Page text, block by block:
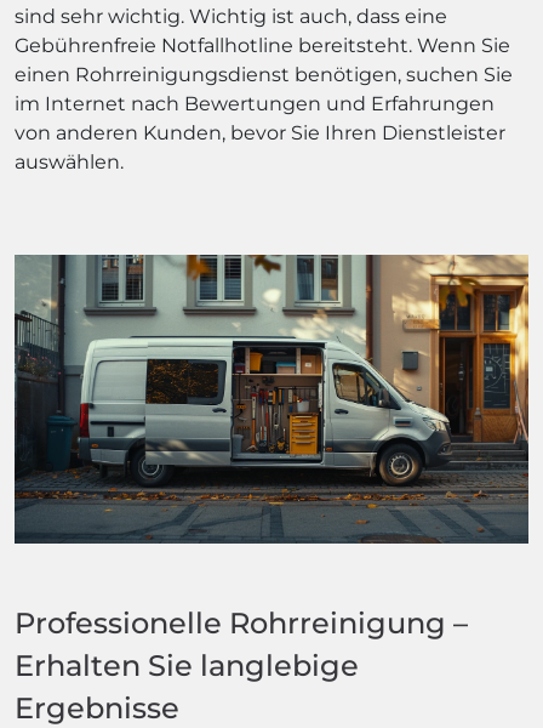
sind sehr wichtig. Wichtig ist auch, dass eine
Gebührenfreie Notfallhotline bereitsteht. Wenn Sie
einen Rohrreinigungsdienst benötigen, suchen Sie
im Internet nach Bewertungen und Erfahrungen
von anderen Kunden, bevor Sie Ihren Dienstleister
auswählen.
Professionelle Rohrreinigung –
Erhalten Sie langlebige
Ergebnisse